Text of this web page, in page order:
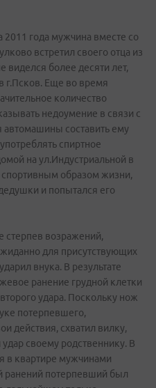
2011 года мужчина вместе со
встретил своего отца из
виделся более десяти лет,
г.Псков. Еще во время
количество
недоумение в связи с
автомашины составить ему
спиртное
на ул.Индустриальной в
спортивным образом жизни,
и попытался его
стерпев возражений,
для присутствующих
внука. В результате
ранение грудной клетки
удара. Поскольку нож
потерпевшего,
действия, схватил вилку,
своему родственнику. В
в квартире мужчинами
ранений потерпевший был